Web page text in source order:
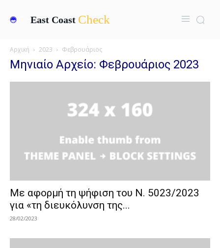
East Coast Check
Αρχική 2023 Φεβρουάριος
Μηνιαίο Αρχείο: Φεβρουάριος 2023
Με αφορμή τη ψήφιση του N. 5023/2023
για «τη διευκόλυνση της...
28/02/2023